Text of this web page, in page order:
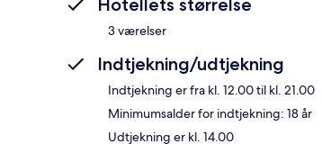
3 værelser
Indtjekning/udtjekning
Indtjekning er fra kl. 12.00 til kl. 21.00
Minimumsalder for indtjekning: 18 år
Udtjekning er kl. 14.00